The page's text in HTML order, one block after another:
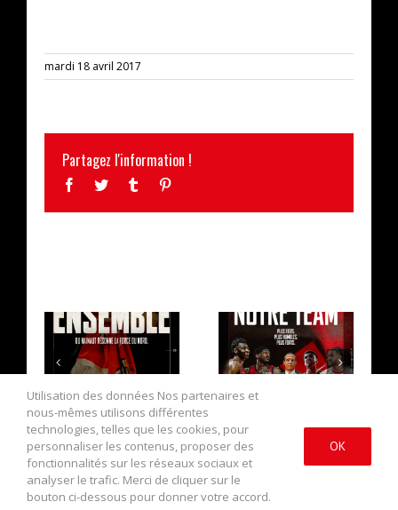
mardi 18 avril 2017
Partagez l'information !
Facebook
Twitter Tumblr
LA CAMPAGNE
EST OUVERTE !
L’EFFECTIF
COMPLET !
Utilisation des données Nos partenaires et
nous-mêmes utilisons différentes
technologies, telles que les cookies, pour
personnaliser les contenus, proposer des
fonctionnalités sur les réseaux sociaux et
analyser le trafic. Merci de cliquer sur le
bouton ci-dessous pour donner votre accord.
OK